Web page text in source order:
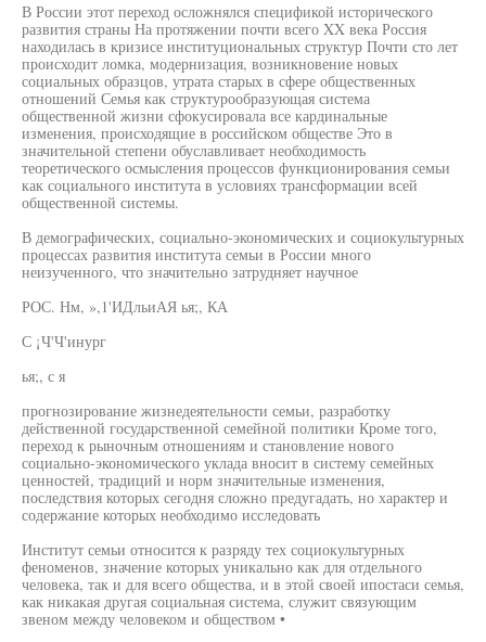
В России этот переход осложнялся спецификой исторического
развития страны На протяжении почти всего XX века Россия
находилась в кризисе институциональных структур Почти сто лет
происходит ломка, модернизация, возникновение новых
социальных образцов, утрата старых в сфере общественных
отношений Семья как структурообразующая система
общественной жизни сфокусировала все кардинальные
изменения, происходящие в российском обществе Это в
значительной степени обуславливает необходимость
теоретического осмысления процессов функционирования семьи
как социального института в условиях трансформации всей
общественной системы.
В демографических, социально-экономических и социокультурных
процессах развития института семьи в России много
неизученного, что значительно затрудняет научное
РОС. Нм, »,1'ИДльиАЯ ья;, КА
С ¡Ч'Ч'инург
ья;, с я
прогнозирование жизнедеятельности семьи, разработку
действенной государственной семейной политики Кроме того,
переход к рыночным отношениям и становление нового
социально-экономического уклада вносит в систему семейных
ценностей, традиций и норм значительные изменения,
последствия которых сегодня сложно предугадать, но характер и
содержание которых необходимо исследовать
Институт семьи относится к разряду тех социокультурных
феноменов, значение которых уникально как для отдельного
человека, так и для всего общества, и в этой своей ипостаси семья,
как никакая другая социальная система, служит связующим
звеном между человеком и обществом •